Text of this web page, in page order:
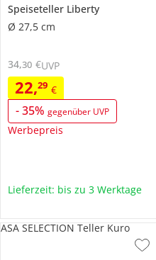
Speiseteller Liberty
Ø 27,5 cm
22,29 €
-35% gegenüber UVP
Werbepreis
34,30 €UVP
Lieferzeit: bis zu 3 Werktage
ASA SELECTION Teller Kuro